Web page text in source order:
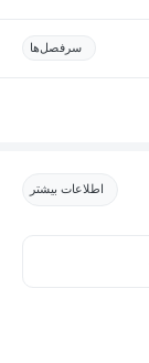
سرفصل‌ها
اطلاعات بیشتر